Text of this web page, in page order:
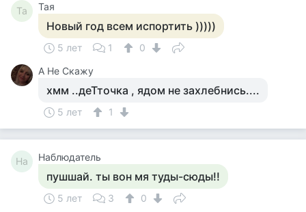
Та Тая
Новый год всем испортить )))))
5 лет 1
0
А Не Скажу
хмм ..деТточка , ядом не захлебнись....
5 лет 1
На Наблюдатель
пушшай. ты вон мя туды-сюды!!
5 лет 3
0